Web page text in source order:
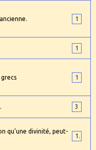
1
1
1
3
qu'une divinité, peut-
1